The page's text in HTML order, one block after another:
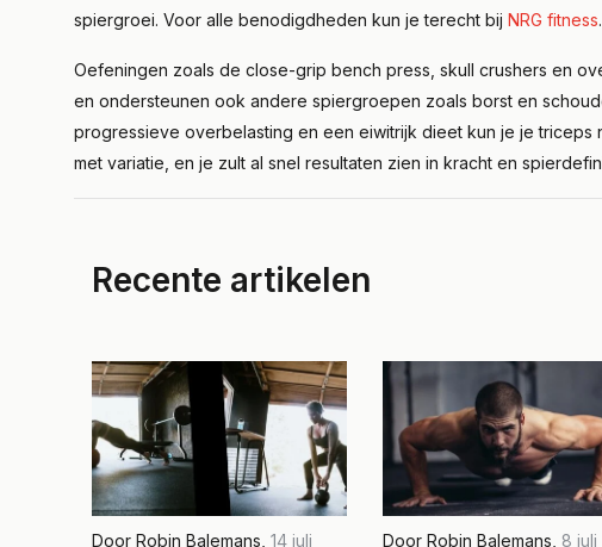
spiergroei. Voor alle benodigdheden kun je terecht bij NRG fitness.
Oefeningen zoals de close-grip bench press, skull crushers en
en ondersteunen ook andere spiergroepen zoals borst en
progressieve overbelasting en een eiwitrijk dieet kun je je triceps
met variatie, en je zult al snel resultaten zien in kracht en
Recente artikelen
Door Robin Balemans 14 juli Door Robin Balemans 8 juli